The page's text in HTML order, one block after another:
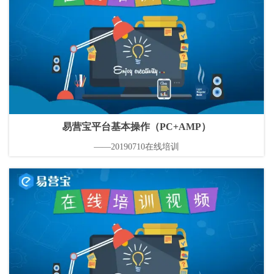
易营宝平台基本操作（PC+AMP）
——20190710在线培训